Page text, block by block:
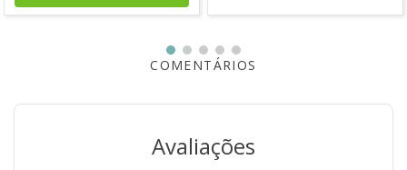
COMENTÁRIOS
Avaliações